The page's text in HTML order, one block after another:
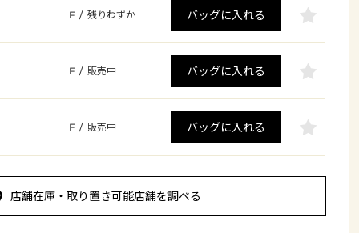
F / 残りわずか バッグに入れる
F / 販売中 バッグに入れる
F / 販売中 バッグに入れる
店舗在庫・取り置き可能店舗を調べる